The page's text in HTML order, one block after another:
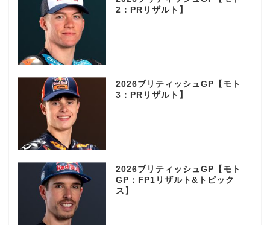
2：PRリザルト】
2026ブリティッシュGP【モト
3：PRリザルト】
2026ブリティッシュGP【モト
GP：FP1リザルト&トピック
ス】